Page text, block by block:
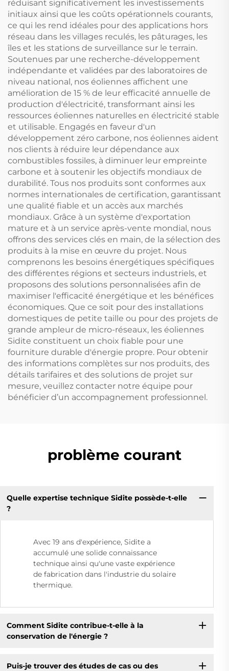
réduisant significativement les investissements
initiaux ainsi que les coûts opérationnels courants,
ce qui les rend idéales pour des applications hors
réseau dans les villages reculés, les pâturages, les
îles et les stations de surveillance sur le terrain.
Soutenues par une recherche-développement
indépendante et validées par des laboratoires de
niveau national, nos éoliennes affichent une
amélioration de 15 % de leur efficacité annuelle de
production d'électricité, transformant ainsi les
ressources éoliennes naturelles en électricité stable
et utilisable. Engagés en faveur d'un
développement zéro carbone, nos éoliennes aident
nos clients à réduire leur dépendance aux
combustibles fossiles, à diminuer leur empreinte
carbone et à soutenir les objectifs mondiaux de
durabilité. Tous nos produits sont conformes aux
normes internationales de certification, garantissant
une qualité fiable et un accès aux marchés
mondiaux. Grâce à un système d'exportation
mature et à un service après-vente mondial, nous
offrons des services clés en main, de la sélection des
produits à la mise en œuvre du projet. Nous
comprenons les besoins énergétiques spécifiques
des différentes régions et secteurs industriels, et
proposons des solutions personnalisées afin de
maximiser l'efficacité énergétique et les bénéfices
économiques. Que ce soit pour des installations
domestiques de petite taille ou pour des projets de
grande ampleur de micro-réseaux, les éoliennes
Sidite constituent un choix fiable pour une
fourniture durable d'énergie propre. Pour obtenir
des informations complètes sur nos produits, des
détails tarifaires et des solutions de projet sur
mesure, veuillez contacter notre équipe pour
bénéficier d’un accompagnement professionnel.
problème courant
Quelle expertise technique Sidite possède-t-elle
?
Avec 19 ans d'expérience, Sidite a
accumulé une solide connaissance
technique ainsi qu'une vaste expérience
de fabrication dans l'industrie du solaire
thermique.
Comment Sidite contribue-t-elle à la
conservation de l'énergie ?
Puis-je trouver des études de cas ou des